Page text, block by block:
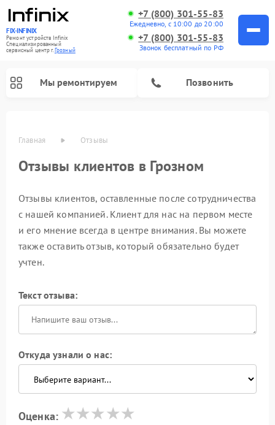
FIX-INFINIX
Ремонт устройств Infinix
Специализированный
cервисный центр г.Грозный
+7 (800) 301-55-83
Ежедневно, с 10:00 до 20:00
+7 (800) 301-55-83
Звонок бесплатный по РФ
Мы ремонтируем Позвонить
Главная Отзывы
Отзывы клиентов в Грозном
Отзывы клиентов, оставленные после сотрудничества
с нашей компанией. Клиент для нас на первом месте
и его мнение всегда в центре внимания. Вы можете
также оставить отзыв, который обязательно будет
учтен.
Текст отзыва:
Откуда узнали о нас:
Оценка: